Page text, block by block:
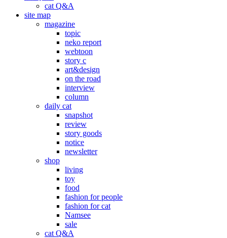
cat Q&A
site map
magazine
topic
neko report
webtoon
story c
art&design
on the road
interview
column
daily cat
snapshot
review
story goods
notice
newsletter
shop
living
toy
food
fashion for people
fashion for cat
Namsee
sale
cat Q&A